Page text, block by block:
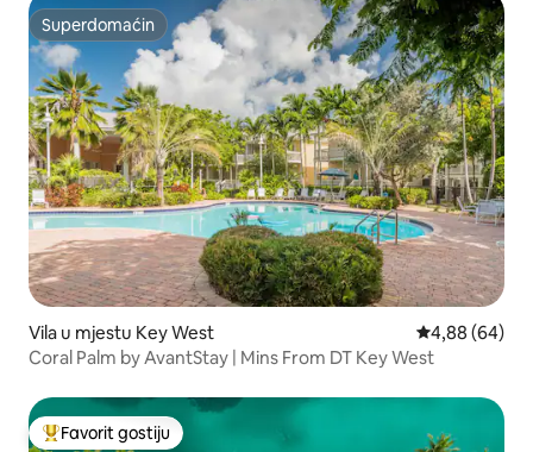
Superdomaćin
Superdomaćin
Vila u mjestu Key West Prosječna
4,88 (64)
Coral Palm by AvantStay | Mins From DT Key West
Glavni favorit gostiju
Favorit gostiju